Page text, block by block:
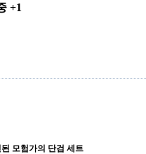
+1
된 모험가의 단검 세트